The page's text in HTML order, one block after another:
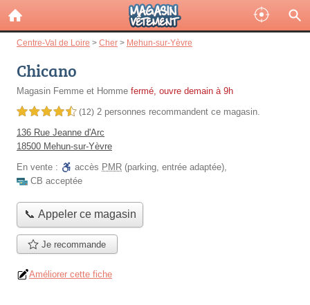
Centre-Val de Loire > Cher > Mehun-sur-Yèvre
Chicano
Magasin Femme et Homme fermé, ouvre demain à 9h
4,5 étoiles sur 5 (12) 2 personnes recommandent ce magasin.
136 Rue Jeanne d'Arc
18500 Mehun-sur-Yèvre
En vente :
accès PMR (parking, entrée adaptée),
CB acceptée
📞 Appeler ce magasin
Je recommande
Améliorer cette fiche